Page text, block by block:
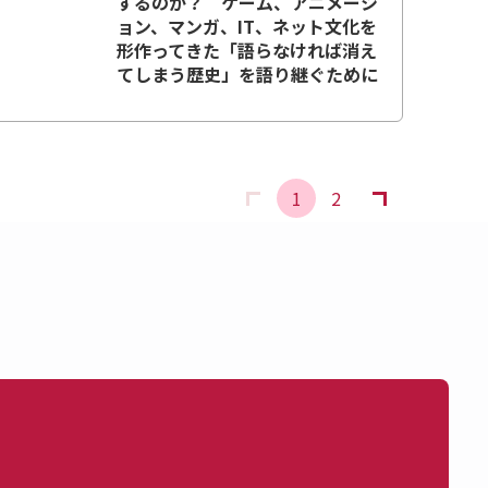
ョン、マンガ、IT、ネット文化を
形作ってきた「語らなければ消え
てしまう歴史」を語り継ぐために
1 2